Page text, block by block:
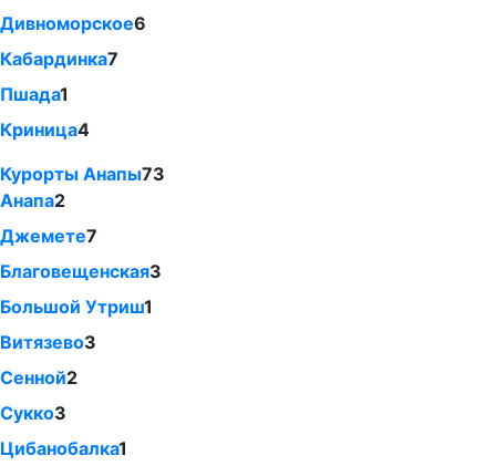
Дивноморское6
Кабардинка7
Пшада1
Криница4
Курорты Анапы73
Анапа2
Джемете7
Благовещенская3
Большой Утриш1
Витязево3
Сенной2
Сукко3
Цибанобалка1